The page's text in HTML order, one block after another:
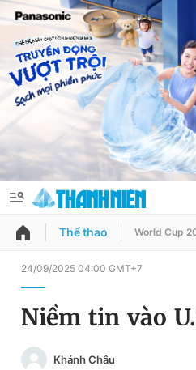
QUẢNG CÁO ĐẶT BÁO
Đổi mật khẩu
Tin đã lưu
Thể thao World Cup
24/09/2025 04:00 GMT+7
Niềm tin vào
Khánh Châu